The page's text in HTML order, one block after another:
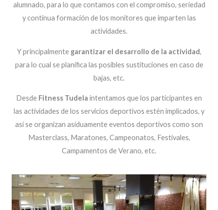
alumnado, para lo que contamos con el compromiso, seriedad
y continua formación de los monitores que imparten las
actividades.
Y principalmente garantizar el desarrollo de la actividad,
para lo cual se planifica las posibles sustituciones en caso de
bajas, etc.
Desde Fitness Tudela intentamos que los participantes en
las actividades de los servicios deportivos estén implicados, y
así se organizan asiduamente eventos deportivos como son
Masterclass, Maratones, Campeonatos, Festivales,
Campamentos de Verano, etc.